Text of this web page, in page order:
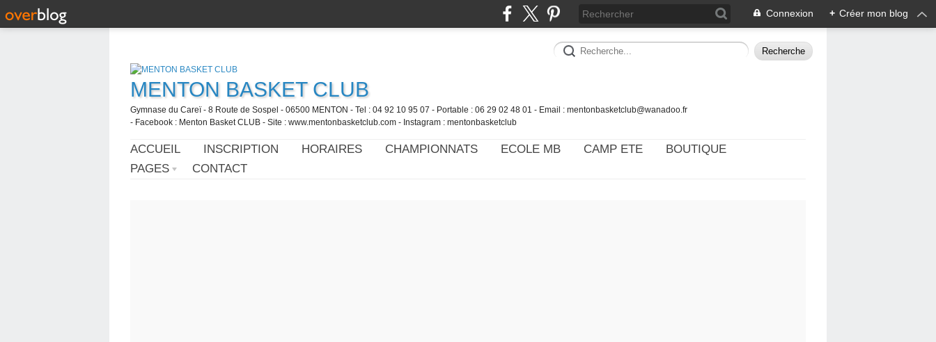
Connexion + Créer mon blog
MENTON BASKET CLUB
Gymnase du Careï - 8 Route de Sospel - 06500 MENTON - Tel : 04 92 10 95 07 - Portable : 06 29 02 48 01 - Email : mentonbasketclub@wanadoo.fr
- Facebook : Menton Basket CLUB - Site : www.mentonbasketclub.com - Instagram : mentonbasketclub
ACCUEIL INSCRIPTION HORAIRES CHAMPIONNATS ECOLE MB CAMP ETE
BOUTIQUE
PAGES
CONTACT